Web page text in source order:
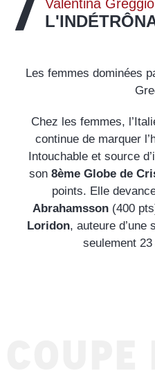
Valentina Greggio
Les femmes dominées
Chez les femmes,
continue de marquer
Intouchable et source
son 8ème Globe de
points. Elle
Abrahamsson (400
Loridon, auteure d’une
seulement